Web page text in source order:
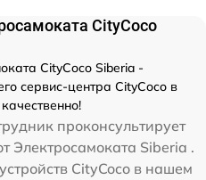
CityCoco
CityCoco Siberia -
сервис-центра CityCoco в
проконсультирует
Электросамоката Siberia .
CityCoco в нашем